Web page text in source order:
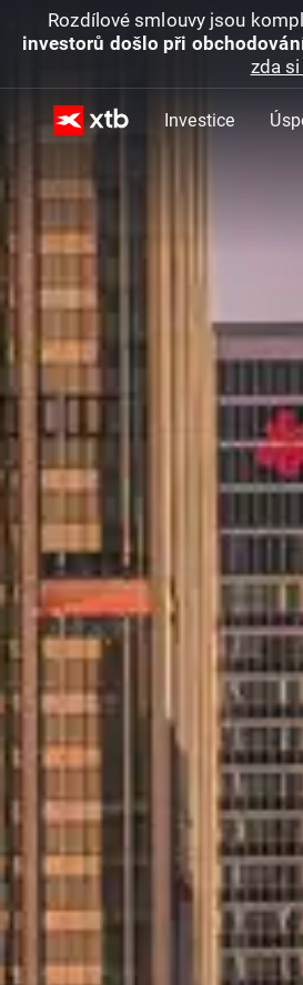
Rozdílové smlouvy jsou
investorů došlo při
zda
Investice